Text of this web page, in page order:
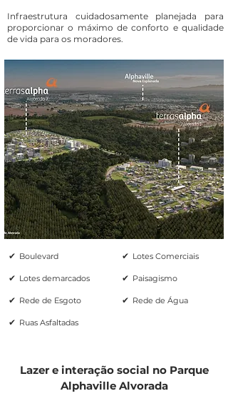
Infraestrutura cuidadosamente planejada para
proporcionar o máximo de conforto e qualidade
de vida para os moradores.
✔ Boulevard
✔ Lotes demarcados
✔ Rede de Esgoto
✔ Ruas Asfaltadas
✔ Lotes Comerciais
✔ Paisagismo
✔ Rede de Água
Lazer e interação social no Parque
Alphaville Alvorada